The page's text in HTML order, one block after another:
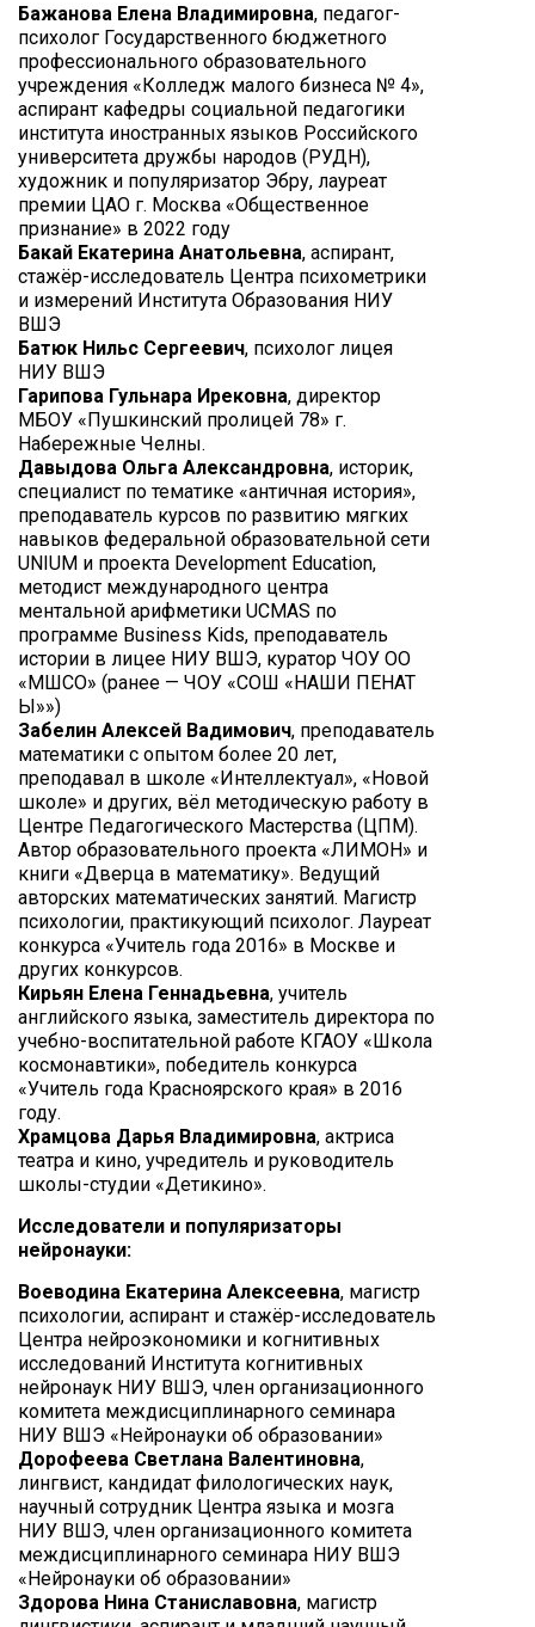
Бажанова Елена Владимировна, педагог-
психолог Государственного бюджетного
профессионального образовательного
учреждения «Колледж малого бизнеса № 4»,
аспирант кафедры социальной педагогики
института иностранных языков Российского
университета дружбы народов (РУДН),
художник и популяризатор Эбру, лауреат
премии ЦАО г. Москва «Общественное
признание» в 2022 году
Бакай Екатерина Анатольевна, аспирант,
стажёр-исследователь Центра психометрики
и измерений Института Образования НИУ
ВШЭ
Батюк Нильс Сергеевич, психолог лицея
НИУ ВШЭ
Гарипова Гульнара Ирековна, директор
МБОУ «Пушкинский пролицей 78» г.
Набережные Челны.
Давыдова Ольга Александровна, историк,
специалист по тематике «античная история»,
преподаватель курсов по развитию мягких
навыков федеральной образовательной сети
UNIUM и проекта Development Education,
методист международного центра
ментальной арифметики UCMAS по
программе Business Kids, преподаватель
истории в лицее НИУ ВШЭ, куратор ЧОУ ОО
«МШСО» (ранее — ЧОУ «СОШ «НАШИ ПЕНАТ
Ы»»)
Забелин Алексей Вадимович, преподаватель
математики с опытом более 20 лет,
преподавал в школе «Интеллектуал», «Новой
школе» и других, вёл методическую работу в
Центре Педагогического Мастерства (ЦПМ).
Автор образовательного проекта «ЛИМОН» и
книги «Дверца в математику». Ведущий
авторских математических занятий. Магистр
психологии, практикующий психолог. Лауреат
конкурса «Учитель года 2016» в Москве и
других конкурсов.
Кирьян Елена Геннадьевна, учитель
английского языка, заместитель директора по
учебно-воспитательной работе КГАОУ «Школа
космонавтики», победитель конкурса
«Учитель года Красноярского края» в 2016
году.
Храмцова Дарья Владимировна, актриса
театра и кино, учредитель и руководитель
школы-студии «Детикино».
Исследователи и популяризаторы
нейронауки:
Воеводина Екатерина Алексеевна, магистр
психологии, аспирант и стажёр-исследователь
Центра нейроэкономики и когнитивных
исследований Института когнитивных
нейронаук НИУ ВШЭ, член организационного
комитета междисциплинарного семинара
НИУ ВШЭ «Нейронауки об образовании»
Дорофеева Светлана Валентиновна,
лингвист, кандидат филологических наук,
научный сотрудник Центра языка и мозга
НИУ ВШЭ, член организационного комитета
междисциплинарного семинара НИУ ВШЭ
«Нейронауки об образовании»
Здорова Нина Станиславовна, магистр